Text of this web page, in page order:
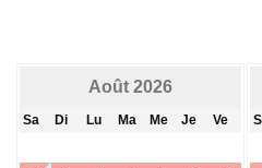
Août 2026
Sa Di Lu Ma Me Je Ve